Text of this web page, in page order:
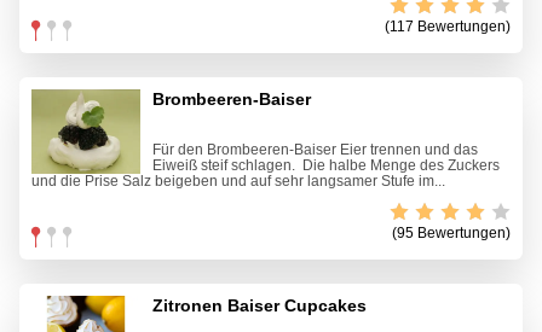
(117 Bewertungen)
Brombeeren-Baiser
Für den Brombeeren-Baiser Eier trennen und das
Eiweiß steif schlagen. Die halbe Menge des Zuckers
und die Prise Salz beigeben und auf sehr langsamer Stufe im...
(95 Bewertungen)
Zitronen Baiser Cupcakes